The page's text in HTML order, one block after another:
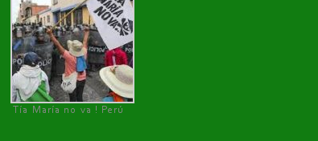
Tía María no va ! Perú